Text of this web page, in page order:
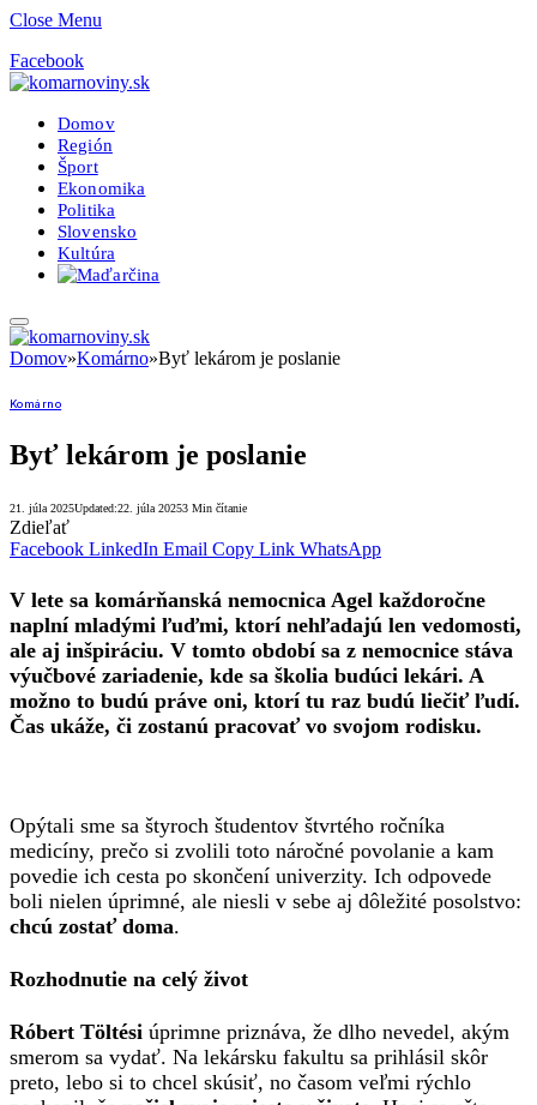
Close Menu
Facebook
Domov
Región
Šport
Ekonomika
Politika
Slovensko
Kultúra
Domov»Komárno»Byť lekárom je poslanie
Komárno
Byť lekárom je poslanie
21. júla 2025Updated:22. júla 20253 Min čítanie
Zdieľať
Facebook LinkedIn Email Copy Link WhatsApp
V lete sa komárňanská nemocnica Agel každoročne
naplní mladými ľuďmi, ktorí nehľadajú len vedomosti,
ale aj inšpiráciu. V tomto období sa z nemocnice stáva
výučbové zariadenie, kde sa školia budúci lekári. A
možno to budú práve oni, ktorí tu raz budú liečiť ľudí.
Čas ukáže, či zostanú pracovať vo svojom rodisku.
Opýtali sme sa štyroch študentov štvrtého ročníka
medicíny, prečo si zvolili toto náročné povolanie a kam
povedie ich cesta po skončení univerzity. Ich odpovede
boli nielen úprimné, ale niesli v sebe aj dôležité posolstvo:
chcú zostať doma.
Rozhodnutie na celý život
Róbert Töltési úprimne priznáva, že dlho nevedel, akým
smerom sa vydať. Na lekársku fakultu sa prihlásil skôr
preto, lebo si to chcel skúsiť, no časom veľmi rýchlo